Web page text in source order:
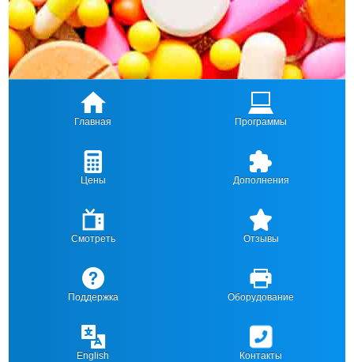
Главная Программы
Цены Дополнения
Смотреть Отзывы
Поддержка Оборудование
English Контакты